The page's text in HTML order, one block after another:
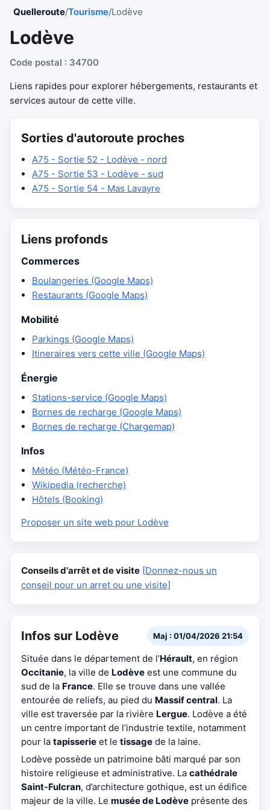
Quelleroute/Tourisme/Lodève
Lodève
Code postal : 34700
Liens rapides pour explorer hébergements, restaurants et
services autour de cette ville.
Sorties d'autoroute proches
A75 - Sortie 52 - Lodève - nord
A75 - Sortie 53 - Lodève - sud
A75 - Sortie 54 - Mas Lavayre
Liens profonds
Commerces
Boulangeries (Google Maps)
Restaurants (Google Maps)
Mobilité
Parkings (Google Maps)
Itineraires vers cette ville (Google Maps)
Énergie
Stations-service (Google Maps)
Bornes de recharge (Google Maps)
Bornes de recharge (Chargemap)
Infos
Météo (Météo-France)
Wikipedia (recherche)
Hôtels (Booking)
Proposer un site web pour Lodève
Conseils d'arrêt et de visite [Donnez-nous un
conseil pour un arret ou une visite]
Infos sur Lodève Maj : 01/04/2026 21:54
Située dans le département de l’Hérault, en région
Occitanie, la ville de Lodève est une commune du
sud de la France. Elle se trouve dans une vallée
entourée de reliefs, au pied du Massif central. La
ville est traversée par la rivière Lergue. Lodève a été
un centre important de l’industrie textile, notamment
pour la tapisserie et le tissage de la laine.
Lodève possède un patrimoine bâti marqué par son
histoire religieuse et administrative. La cathédrale
Saint-Fulcran, d’architecture gothique, est un édifice
majeur de la ville. Le musée de Lodève présente des